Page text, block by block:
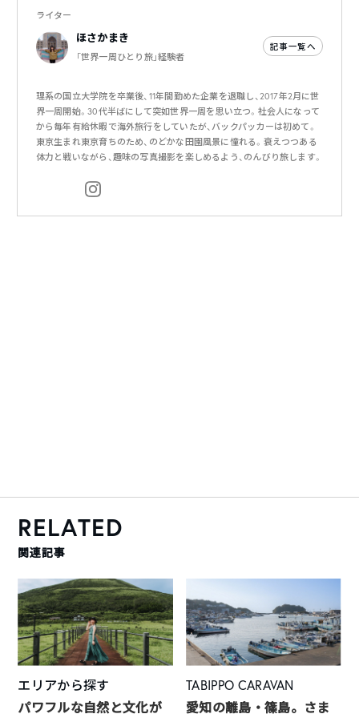
ライター
ほさかまき
「世界一周ひとり旅」経験者
記事一覧へ
理系の国立大学院を卒業後、11年間勤めた企業を退職し、2017年2月に世
界一周開始。30代半ばにして突如世界一周を思い立つ。社会人になって
から毎年有給休暇で海外旅行をしていたが、バックパッカーは初めて。
東京生まれ東京育ちのため、のどかな田園風景に憧れる。衰えつつある
体力と戦いながら、趣味の写真撮影を楽しめるよう、のんびり旅します。
RELATED
関連記事
エリアから探す
パワフルな自然と文化が
TABIPPO CARAVAN
愛知の離島・篠島。さま